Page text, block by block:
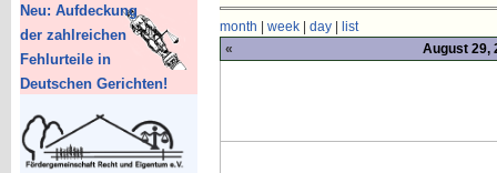
Neu: Aufdeckung
der zahlreichen
Fehlurteile in
Deutschen Gerichten!
month week| day|
list
«
August 29,